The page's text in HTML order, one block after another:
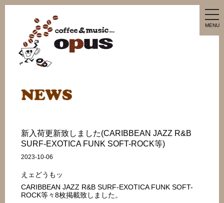
MENU
新入荷更新致しました(CARIBBEAN JAZZ R&B
SURF-EXOTICA FUNK SOFT-ROCK等)
2023-10-06
えェどうもッ
CARIBBEAN JAZZ R&B SURF-EXOTICA FUNK SOFT-
ROCK等々8枚掲載致しました。